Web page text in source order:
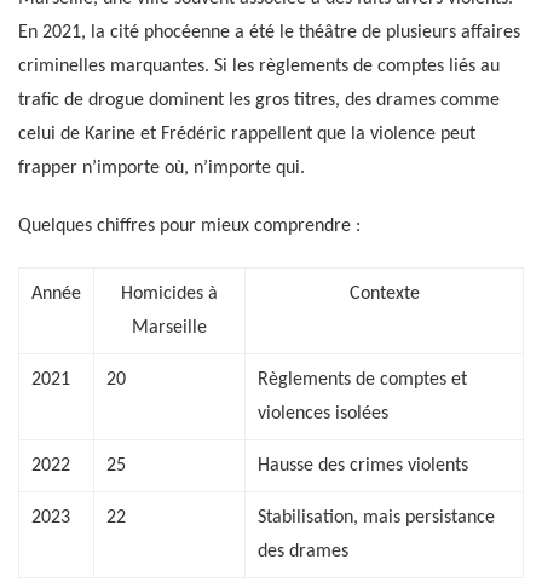
En 2021, la cité phocéenne a été le théâtre de plusieurs affaires
criminelles marquantes. Si les règlements de comptes liés au
trafic de drogue dominent les gros titres, des drames comme
celui de Karine et Frédéric rappellent que la violence peut
frapper n’importe où, n’importe qui.
Quelques chiffres pour mieux comprendre :
Année
Homicides à
Marseille
Contexte
2021 20
Règlements de comptes et
violences isolées
2022 25 Hausse des crimes violents
2023 22
Stabilisation, mais persistance
des drames